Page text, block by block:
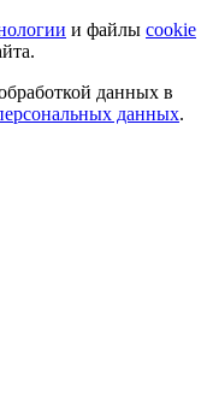
и файлы cookie
данных в
данных.